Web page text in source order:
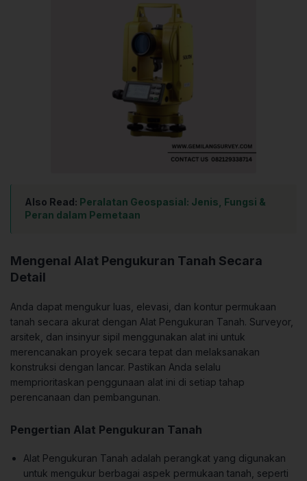
Also Read: Peralatan Geospasial: Jenis, Fungsi &
Peran dalam Pemetaan
Mengenal Alat Pengukuran Tanah Secara
Detail
Anda dapat mengukur luas, elevasi, dan kontur permukaan
tanah secara akurat dengan Alat Pengukuran Tanah. Surveyor,
arsitek, dan insinyur sipil menggunakan alat ini untuk
merencanakan proyek secara tepat dan melaksanakan
konstruksi dengan lancar. Pastikan Anda selalu
memprioritaskan penggunaan alat ini di setiap tahap
perencanaan dan pembangunan.
Pengertian Alat Pengukuran Tanah
Alat Pengukuran Tanah adalah perangkat yang digunakan
untuk mengukur berbagai aspek permukaan tanah, seperti